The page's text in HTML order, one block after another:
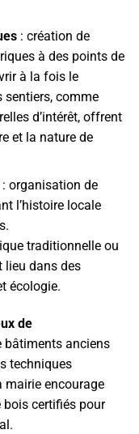
: création de
à des points de
à la fois le
sentiers, comme
d’intérêt, offrent
et la nature de
organisation de
l’histoire locale
traditionnelle ou
lieu dans des
écologie.
de
anciens
techniques
mairie encourage
bois certifiés pour